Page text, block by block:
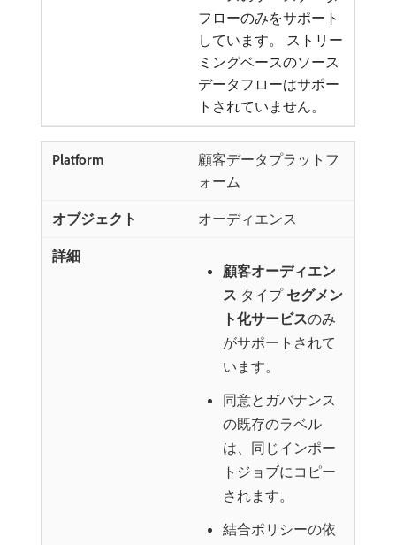
フローのみをサポート
しています。 ストリー
ミングベースのソース
データフローはサポー
トされていません。
顧客データプラットフ
ォーム
オーディエンス
顧客オーディエン
ス タイプ セグメン
ト化サービス​のみ
がサポートされて
います。
同意とガバナンス
の既存のラベル
は、同じインポー
トジョブにコピー
されます。
結合ポリシーの依